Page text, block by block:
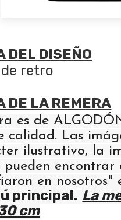
DEL DISEÑO
retro
DE LA REMERA
es de
calidad. Las
ilustrativo, la
pueden
en nosotros"
principal. La
cm